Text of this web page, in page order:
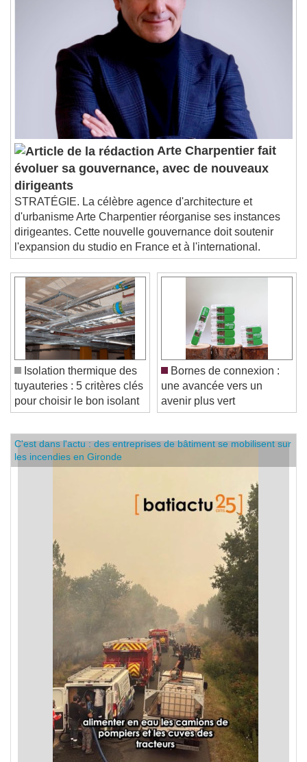
Arte Charpentier fait
évoluer sa gouvernance, avec de nouveaux
dirigeants
STRATÉGIE. La célèbre agence d'architecture et
d'urbanisme Arte Charpentier réorganise ses instances
dirigeantes. Cette nouvelle gouvernance doit soutenir
l'expansion du studio en France et à l'international.
Isolation thermique des
tuyauteries : 5 critères clés
pour choisir le bon isolant
Bornes de connexion :
une avancée vers un
avenir plus vert
C'est dans l'actu : des entreprises de bâtiment se mobilisent sur
les incendies en Gironde